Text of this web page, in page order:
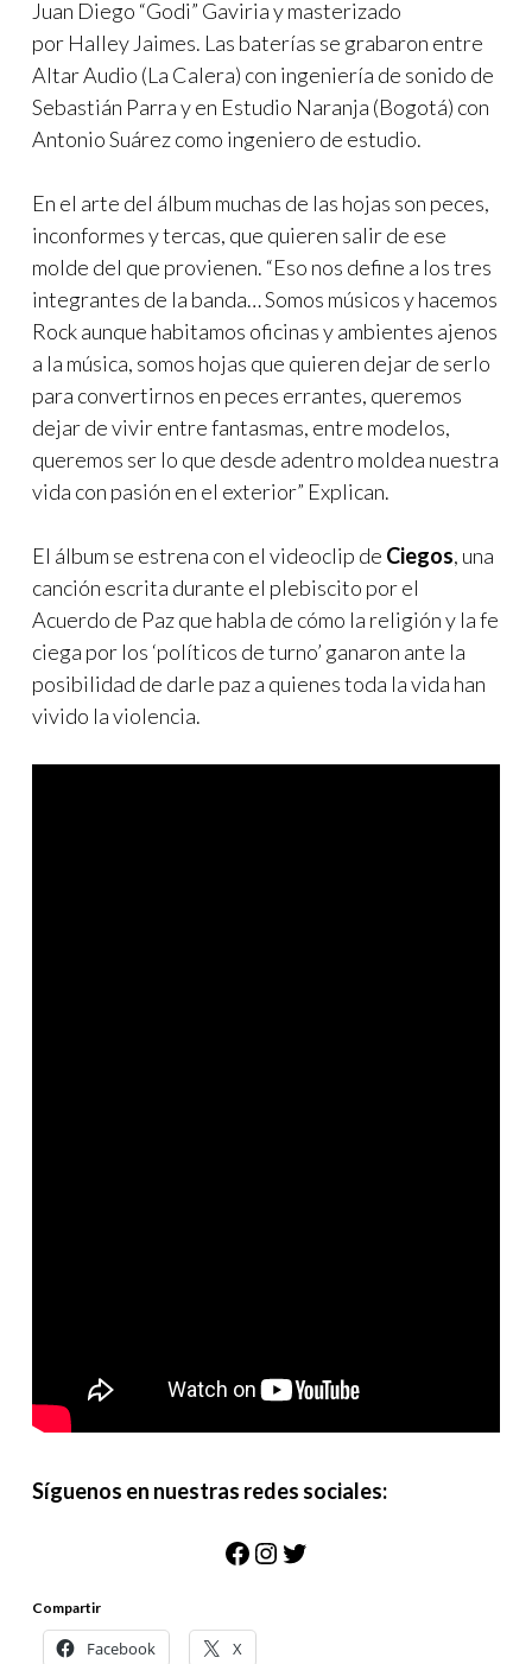
Juan Diego “Godi” Gaviria y masterizado
por Halley Jaimes. Las baterías se grabaron entre
Altar Audio (La Calera) con ingeniería de sonido de
Sebastián Parra y en Estudio Naranja (Bogotá) con
Antonio Suárez como ingeniero de estudio.
En el arte del álbum muchas de las hojas son peces,
inconformes y tercas, que quieren salir de ese
molde del que provienen. “Eso nos define a los tres
integrantes de la banda… Somos músicos y hacemos
Rock aunque habitamos oficinas y ambientes ajenos
a la música, somos hojas que quieren dejar de serlo
para convertirnos en peces errantes, queremos
dejar de vivir entre fantasmas, entre modelos,
queremos ser lo que desde adentro moldea nuestra
vida con pasión en el exterior” Explican.
El álbum se estrena con el videoclip de Ciegos, una
canción escrita durante el plebiscito por el
Acuerdo de Paz que habla de cómo la religión y la fe
ciega por los ‘políticos de turno’ ganaron ante la
posibilidad de darle paz a quienes toda la vida han
vivido la violencia.
Síguenos en nuestras redes sociales:
Facebook
Instagram
Twitter
Compartir
Facebook X